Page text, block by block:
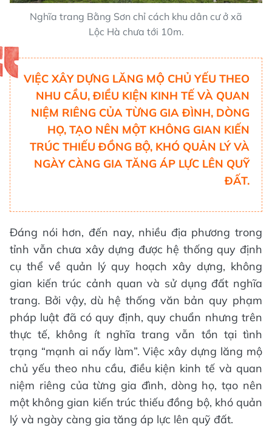
Nghĩa trang Bằng Sơn chỉ cách khu dân cư ở xã
Lộc Hà chưa tới 10m.
VIỆC XÂY DỰNG LĂNG MỘ CHỦ YẾU THEO
NHU CẦU, ĐIỀU KIỆN KINH TẾ VÀ QUAN
NIỆM RIÊNG CỦA TỪNG GIA ĐÌNH, DÒNG
HỌ, TẠO NÊN MỘT KHÔNG GIAN KIẾN
TRÚC THIẾU ĐỒNG BỘ, KHÓ QUẢN LÝ VÀ
NGÀY CÀNG GIA TĂNG ÁP LỰC LÊN QUỸ
ĐẤT.
Đáng nói hơn, đến nay, nhiều địa phương trong
tỉnh vẫn chưa xây dựng được hệ thống quy định
cụ thể về quản lý quy hoạch xây dựng, không
gian kiến trúc cảnh quan và sử dụng đất nghĩa
trang. Bởi vậy, dù hệ thống văn bản quy phạm
pháp luật đã có quy định, quy chuẩn nhưng trên
thực tế, không ít nghĩa trang vẫn tồn tại tình
trạng “mạnh ai nấy làm”. Việc xây dựng lăng mộ
chủ yếu theo nhu cầu, điều kiện kinh tế và quan
niệm riêng của từng gia đình, dòng họ, tạo nên
một không gian kiến trúc thiếu đồng bộ, khó quản
lý và ngày càng gia tăng áp lực lên quỹ đất.